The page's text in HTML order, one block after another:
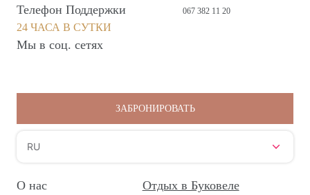
Телефон Поддержки
24 ЧАСА В СУТКИ
067 382 11 20
Мы в соц. сетях
ЗАБРОНИРОВАТЬ
RU
О нас Отдых в Буковеле